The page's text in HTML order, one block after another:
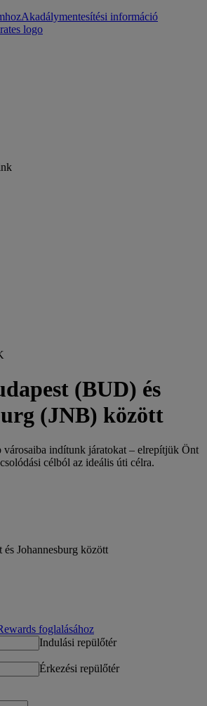
Akadálymentesítési információ
(BUD) és
(JNB) között
városaiba indítunk járatokat – elrepítjük Önt
célból az ideális úti célra.
és Johannesburg között
foglalásához
Indulási repülőtér
Érkezési repülőtér